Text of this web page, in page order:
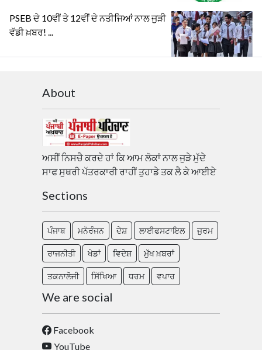
PSEB ਦੇ 10ਵੀਂ ਤੇ 12ਵੀਂ ਦੇ ਨਤੀਜਿਆਂ ਨਾਲ ਜੁੜੀ
ਵੱਡੀ ਖ਼ਬਰ! ...
About
ਅਸੀਂ ਨਿਸਚੈ ਕਰਦੇ ਹਾਂ ਕਿ ਆਮ ਲੋਕਾਂ ਨਾਲ ਜੁੜੇ ਮੁੱਦੇ
ਸਾਫ ਸੁਥਰੀ ਪੱਤਰਕਾਰੀ ਰਾਹੀਂ ਤੁਹਾਡੇ ਤਕ ਲੈ ਕੇ ਆਈਏ
Sections
ਪੰਜਾਬ ਮਨੋਰੰਜਨ ਦੇਸ਼ ਲਾਈਫਸਟਾਇਲ ਜੁਰਮ
ਰਾਜਨੀਤੀ ਖੇਡਾਂ ਵਿਦੇਸ਼ ਮੁੱਖ ਖ਼ਬਰਾਂ
ਤਕਨਾਲੋਜੀ ਸਿੱਖਿਆ ਧਰਮ ਵਪਾਰ
We are social
Facebook
YouTube